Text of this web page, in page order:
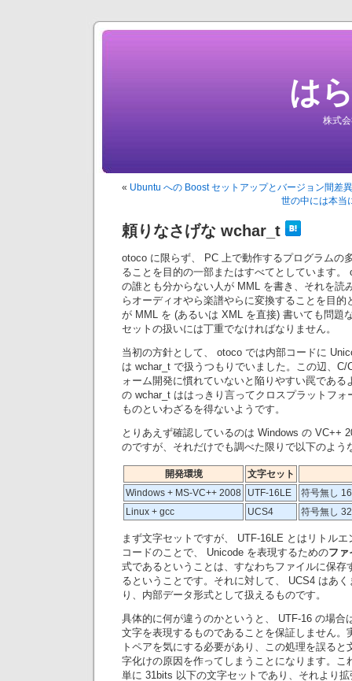
は
株式
« Ubuntu への Boost セットアップとバージョン間差
世の中には本当
頼りなさげな wchar_t
otoco に限らず、 PC 上で動作するプログラムの
ることを目的の一部またはすべてとしています。
の誰とも分からない人が MML を書き、それを読
らオーディオやら楽譜やらに変換することを目的
が MML を (あるいは XML を直接) 書いても問題
セットの扱いには丁重でなければなりません。
当初の方針として、 otoco では内部コードに
は wchar_t で扱うつもりでいました。この辺、
ォーム開発に慣れていないと陥りやすい罠であ
の wchar_t ははっきり言ってクロスプラットフォ
ものといわざるを得ないようです。
とりあえず確認しているのは Windows の VC++
のですが、それだけでも調べた限りで以下のよう
開発環境
文字セット
Windows + MS-VC++ 2008
UTF-16LE
符号無し
Linux + gcc
UCS4 符号無し
まず文字セットですが、 UTF-16LE とはリトル
コードのことで、 Unicode を表現するためのファ
式であるということは、すなわちファイルに保存
るということです。それに対して、 UCS4 はあ
り、内部データ形式として扱えるものです。
具体的に何が違うのかというと、 UTF-16 の場合
文字を表現するものであることを保証しません。
トペアを気にする必要があり、この処理を誤る
字化けの原因を作ってしまうことになります。こ
単に 31bits 以下の文字セットであり、それより